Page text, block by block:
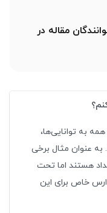
مقاله در
به توانایی‌ها،
عنوان مثال برخی
هستند اما تحت
خاص برای این